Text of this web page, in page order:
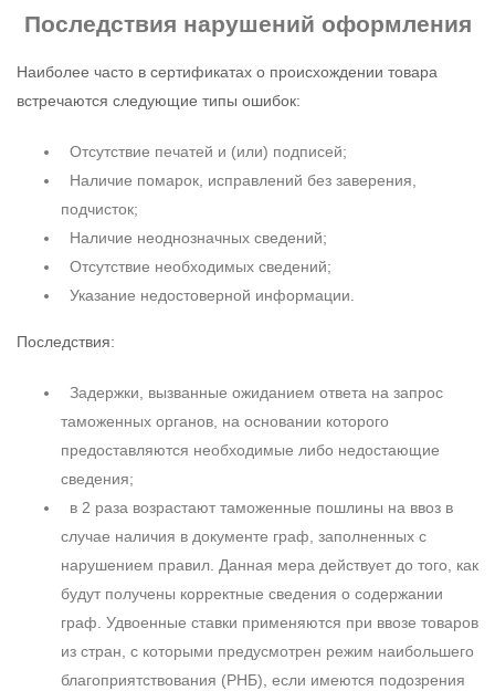
Последствия нарушений оформления
Наиболее часто в сертификатах о происхождении товара
встречаются следующие типы ошибок:
Отсутствие печатей и (или) подписей;
Наличие помарок, исправлений без заверения,
подчисток;
Наличие неоднозначных сведений;
Отсутствие необходимых сведений;
Указание недостоверной информации.
Последствия:
Задержки, вызванные ожиданием ответа на запрос
таможенных органов, на основании которого
предоставляются необходимые либо недостающие
сведения;
в 2 раза возрастают таможенные пошлины на ввоз в
случае наличия в документе граф, заполненных с
нарушением правил. Данная мера действует до того, как
будут получены корректные сведения о содержании
граф. Удвоенные ставки применяются при ввозе товаров
из стран, с которыми предусмотрен режим наибольшего
благоприятствования (РНБ), если имеются подозрения